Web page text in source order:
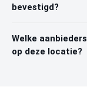
bevestigd?
Welke
op deze locatie?